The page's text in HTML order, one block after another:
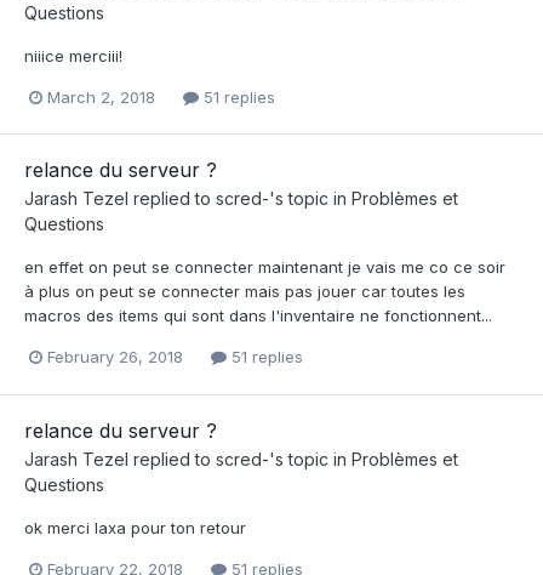
Questions
niiice merciii!
March 2, 2018 51 replies
relance du serveur ?
Jarash Tezel replied to scred-'s topic in Problèmes et
Questions
en effet on peut se connecter maintenant je vais me co ce soir
à plus on peut se connecter mais pas jouer car toutes les
macros des items qui sont dans l'inventaire ne fonctionnent...
February 26, 2018 51 replies
relance du serveur ?
Jarash Tezel replied to scred-'s topic in Problèmes et
Questions
ok merci laxa pour ton retour
February 22, 2018 51 replies